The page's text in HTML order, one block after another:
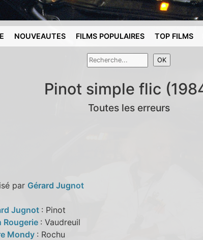
NOUVEAUTES FILMS POPULAIRES TOP FILMS
Pinot simple flic
Toutes les erreurs
par Gérard Jugnot
Jugnot : Pinot
Rougerie : Vaudreuil
Mondy : Rochu